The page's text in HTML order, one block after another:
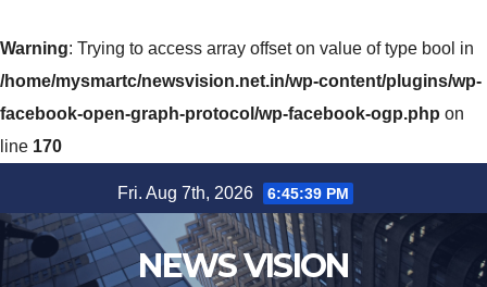
Warning: Trying to access array offset on value of type bool in
/home/mysmartc/newsvision.net.in/wp-content/plugins/wp-
facebook-open-graph-protocol/wp-facebook-ogp.php on
line 170
to
content
Fri. Aug 7th, 2026 6:45:40 PM
NEWS VISION